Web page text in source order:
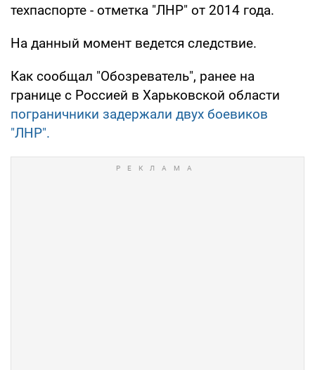
техпаспорте - отметка "ЛНР" от 2014 года.
На данный момент ведется следствие.
Как сообщал "Обозреватель", ранее на
границе с Россией в Харьковской области
пограничники задержали двух боевиков
"ЛНР".